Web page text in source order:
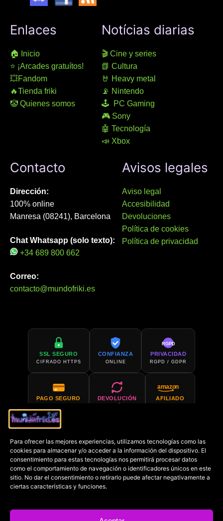
Para ofrecer las mejores experiencias, utilizamos tecnologías como las
cookies para almacenar y/o acceder a la información del dispositivo. El
consentimiento para estas tecnologías nos permitirá procesar datos
como el comportamiento de navegación o identificadores únicos en este
sitio. No dar el consentimiento o retirarlo puede afectar negativamente a
ciertas características y funciones.
Enlaces
🏠 Inicio
⭐ ¡Arcades gratuítos!
💥Fandom
🔥Tienda friki
🤡 Quienes somos
Notícias diarias
🎬 Cine y series
📗 Cultura
🤘 Heavy metal
📡 Nintendo
🕹 PC Gaming
🎮 Sony
🤖 Tecnología
📣 Xbox
Contacto
Dirección:
100% online
Manresa (08241), Barcelona
Chat Whatsapp (solo texto):
+34 689 800 662
Correo:
contacto@mundofriki.es
Avisos legales
Aviso legal
Accesibilidad
Devoluciones
Política de cookies
Política de privacidad
SSL SEGURO
CIFRADO HTTPS
CONFIANZA
ONLINE
RGPD
PRIVACIDAD
RGPD / GDPR
PAGO SEGURO DEVOLUCIÓN
amazon
AFILIADO
SOPORTE 24H
SIEMPRE DISPONIBLE
COMPRA EN
AMAZON
€
PRECIO MÍN.